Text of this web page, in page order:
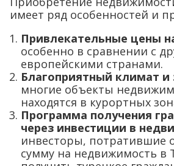
имеет ряд особенностей и
Привлекательные цены
особенно в сравнении с
европейскими странами.
Благоприятный климат и
многие объекты
находятся в курортных
Программа получения
через инвестиции в
инвесторы, потратившие
сумму на недвижимость в